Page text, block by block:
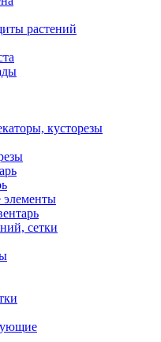
растений
кусторезы
элементы
сетки